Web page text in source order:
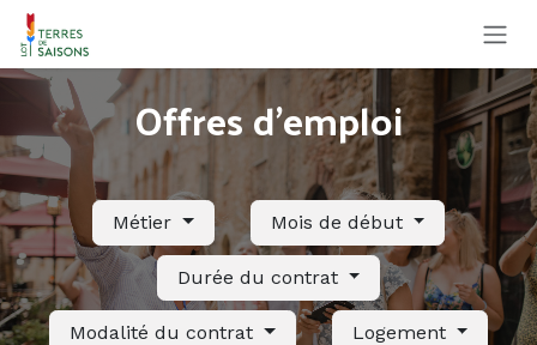
Se rendre au contenu
Offres d'emploi
Métier Mois de début
Durée du contrat
Modalité du contrat Logement